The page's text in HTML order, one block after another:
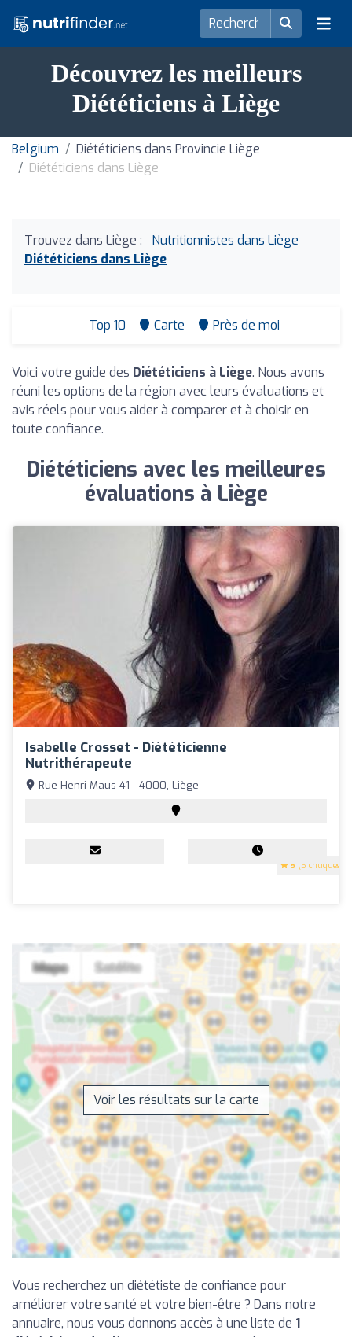
Découvrez les meilleurs
Diététiciens à Liège
Belgium
Diététiciens dans Provincie Liège
Diététiciens dans Liège
Trouvez dans Liège :
Nutritionnistes dans Liège
Diététiciens dans Liège
Top 10 Carte Près de moi
Voici votre guide des Diététiciens à Liège. Nous avons
réuni les options de la région avec leurs évaluations et
avis réels pour vous aider à comparer et à choisir en
toute confiance.
Diététiciens avec les meilleures
évaluations à Liège
Isabelle Crosset - Diététicienne
Nutrithérapeute
5 (5 critiques)
Rue Henri Maus 41 - 4000, Liège
Voir les résultats sur la carte
Vous recherchez un diététiste de confiance pour
améliorer votre santé et votre bien-être ? Dans notre
annuaire, nous vous donnons accès à une liste de 1